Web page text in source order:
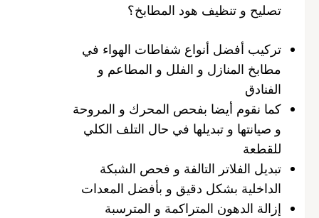
تصليح و تنظيف هود المطابخ؟
تركيب أفضل أنواع شفاطات الهواء في
مطابخ المنازل و الفلل و المطاعم و
الفنادق
كما نقوم أيضا بفحص المحرك و المروحة
و صيانتها و تبديلها في حال التلف الكلي
للقطعة
تبديل الفلاتر التالفة و فحص الشبكة
الداخلية بشكل دقيق و بأفضل المعدات
إزالة الدهون المتراكمة و المترسبة